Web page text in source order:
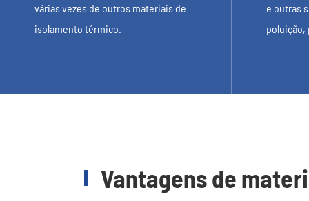
várias vezes de outros materiais de
isolamento térmico.
e outras
poluição,
Vantagens de